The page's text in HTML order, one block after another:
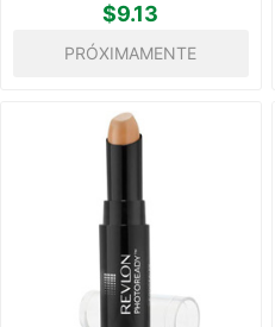
$9.13
PRÓXIMAMENTE